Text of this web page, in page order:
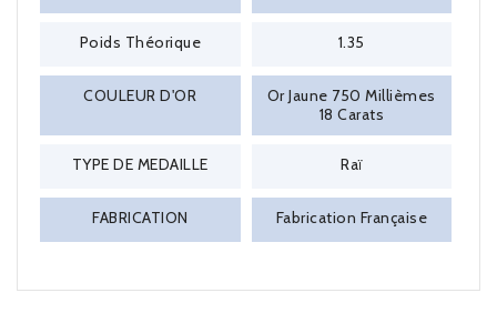
Poids Théorique 1.35
COULEUR D'OR
Or Jaune 750 Millièmes
18 Carats
TYPE DE MEDAILLE Raï
FABRICATION Fabrication Française